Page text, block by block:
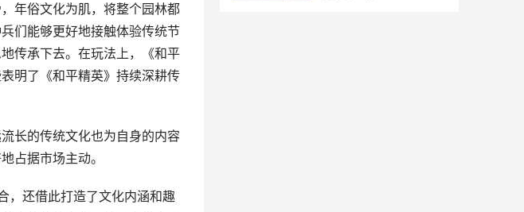
年俗文化为肌，将整个园林都
们能够更好地接触体验传统节
传承下去。在玩法上，《和平
明了《和平精英》持续深耕传
长的传统文化也为自身的内容
占据市场主动。
，还借此打造了文化内涵和趣